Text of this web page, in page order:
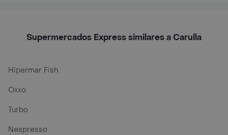
Supermercados Express similares a Carulla
Hipermar Fish
Oxxo
Turbo
Nespresso